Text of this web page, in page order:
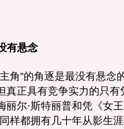
悬念
”的角逐是最没有悬念
真正具有竞争实力的只有
丽尔·斯特丽普和凭《女
样都拥有几十年从影生